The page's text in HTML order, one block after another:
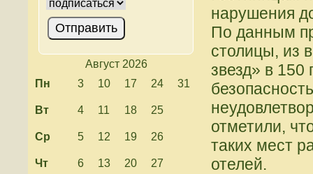
Август 2026
Пн
3 10 17 24 31
Вт 4 11 18 25
Ср 5 12 19 26
Чт 6 13 20 27
нарушения
По данным
столицы, из
звезд» в 150
отметили,
таких мест
отелей.